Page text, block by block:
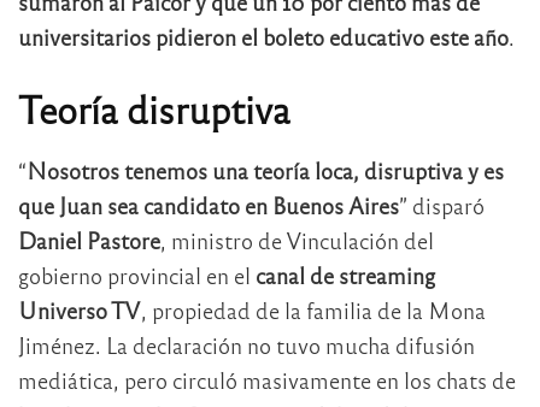
universitarios pidieron el boleto educativo este año.
Teoría disruptiva
“Nosotros tenemos una teoría loca, disruptiva y es
que Juan sea candidato en Buenos Aires” disparó
Daniel Pastore , ministro de Vinculación del
gobierno provincial en el canal de streaming
Universo TV , propiedad de la familia de la Mona
Jiménez. La declaración no tuvo mucha difusión
mediática, pero circuló masivamente en los chats de